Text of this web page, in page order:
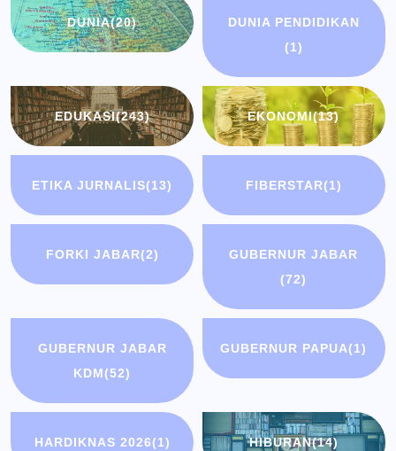
DUNIA(20)
DUNIA PENDIDIKAN
(1)
EDUKASI(243) EKONOMI(13)
ETIKA JURNALIS(13) FIBERSTAR(1)
FORKI JABAR(2)
GUBERNUR JABAR
(72)
GUBERNUR JABAR
KDM(52)
GUBERNUR PAPUA(1)
HARDIKNAS 2026(1) HIBURAN(14)